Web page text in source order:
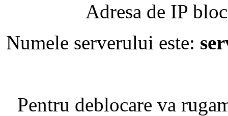
Adresa de IP
Numele serverului este:
Pentru deblocare va